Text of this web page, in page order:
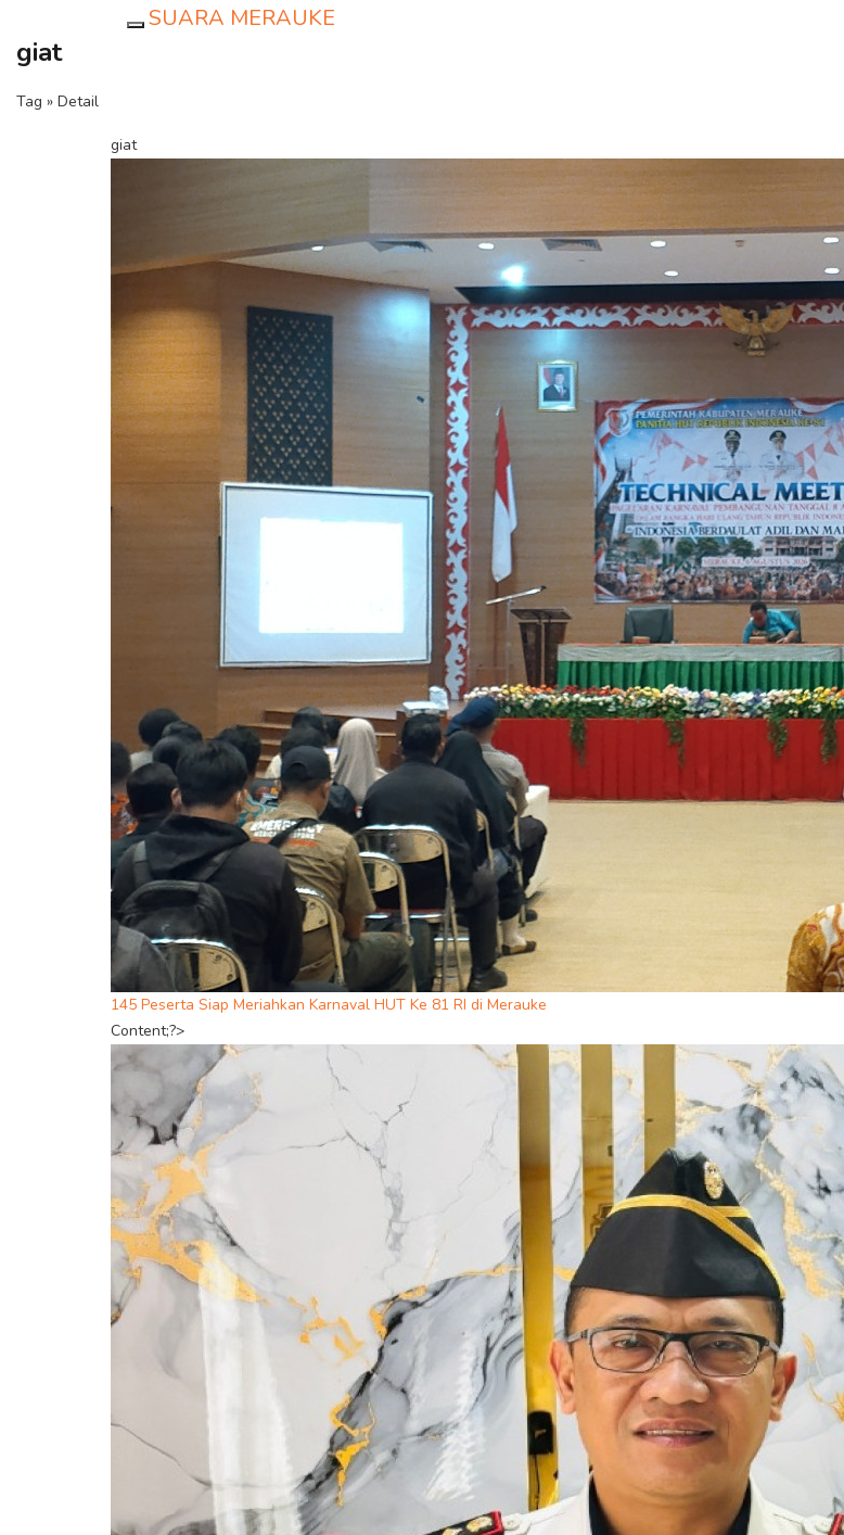
SUARA MERAUKE
giat
Tag » Detail
giat
145 Peserta Siap Meriahkan Karnaval HUT Ke 81 RI di Merauke
Content;?>